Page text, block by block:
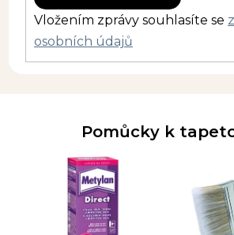
Vložením zprávy souhlasíte se
osobních údajů
Pomůcky k